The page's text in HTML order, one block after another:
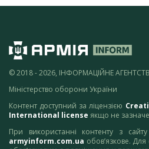
© 2018 - 2026, ІНФОРМАЦІЙНЕ
Міністерство оборони України
Контент доступний за ліцензією
International license якщо не
При використанні контенту з
armyinform.com.ua обов’язкове. Для